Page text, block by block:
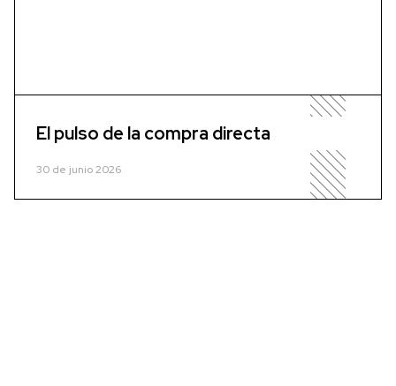
El pulso de la compra directa
30 de junio 2026